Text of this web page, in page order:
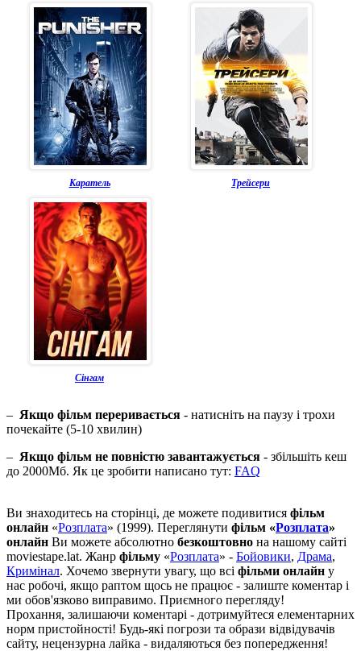
Каратель Трейсери
Сінгам
– Якщо фільм переривається - натисніть на паузу і трохи
почекайте (5-10 хвилин)
– Якщо фільм не повністю завантажується - збільшіть кеш
до 2000Мб. Як це зробити написано тут: FAQ
Ви знаходитесь на сторінці, де можете подивитися фільм
онлайн «Розплата» (1999). Переглянути фільм «Розплата»
онлайн Ви можете абсолютно безкоштовно на нашому сайті
moviestape.lat. Жанр фільму «Розплата» - Бойовики, Драма,
Кримінал. Хочемо звернути увагу, що всі фільми онлайн у
нас робочі, якщо раптом щось не працює - залиште коментар і
ми обов'язково виправимо. Приємного перегляду!
Прохання, залишаючи коментарі - дотримуйтеся елементарних
норм пристойності! Будь-які погрози та образи відвідувачів
сайту, нецензурна лайка - видаляються без попередження!